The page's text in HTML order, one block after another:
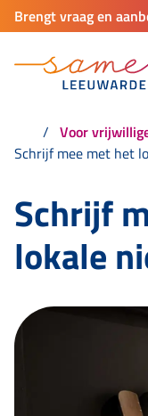
Brengt vraag en
Voor
Schrijf mee met het
Schrijf
lokale